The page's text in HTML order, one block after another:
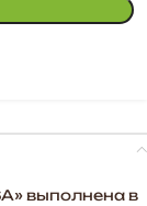
выполнена в